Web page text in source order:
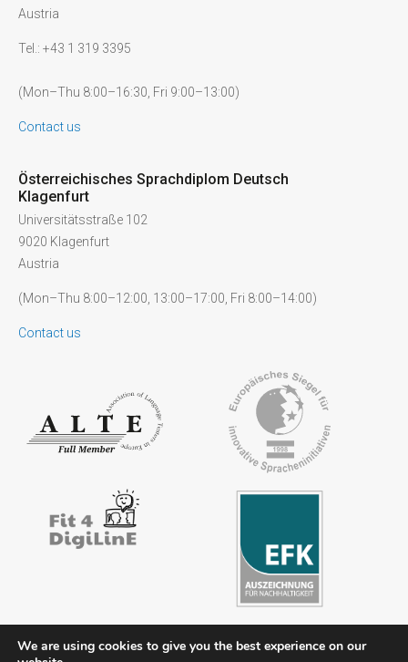
Austria
Tel.: +43 1 319 3395
(Mon–Thu 8:00–16:30, Fri 9:00–13:00)
Contact us
Österreichisches Sprachdiplom Deutsch
Klagenfurt
Universitätsstraße 102
9020 Klagenfurt
Austria
(Mon–Thu 8:00–12:00, 13:00–17:00, Fri 8:00–14:00)
Contact us
We are using cookies to give you the best experience on our